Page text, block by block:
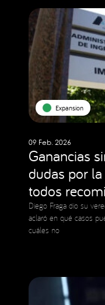
Expansion
09 Feb. 2026
Ganancias
dudas por
todos
Diego Fraga dio su
aclaró en qué casos
cuáles no